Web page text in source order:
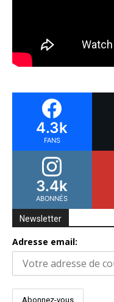
4.3k
FANS
3.4k
ABONNÉS
Newsletter
Adresse email: